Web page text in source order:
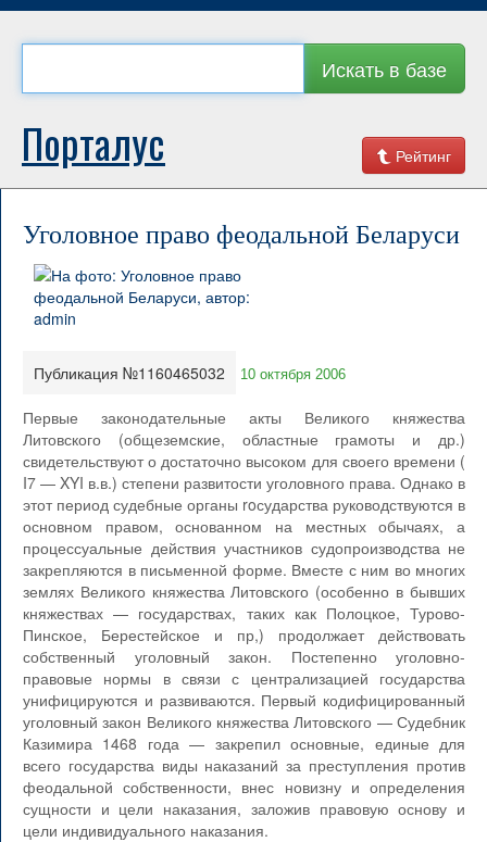
Искать в базе
Рейтинг
Порталус
Уголовное право феодальной Беларуси
Публикация №1160465032 10 октября 2006
Первые законодательные акты Великого княжества
Литовского (общеземские, областные грамоты и др.)
свидетельствуют о достаточно высоком для своего времени (
I7 — XYI в.в.) степени развитости уголовного права. Однако в
этот период судебные органы roсударства руководствуются в
основном правом, основанном на местных обычаях, а
процессуальные действия участников судопроизводства не
закрепляются в письменной форме. Вместе с ним во многих
землях Великого княжества Литовского (особенно в бывших
княжествах — государствах, таких как Полоцкое, Турово-
Пинское, Берестейское и пр,) продолжает действовать
собственный уголовный закон. Постепенно уголовно-
правовые нормы в связи с централизацией государства
унифицируются и развиваются. Первый кодифицированный
уголовный закон Великого княжества Литовского — Судебник
Казимира 1468 года — закрепил основные, единые для
всего государства виды наказаний за преступления против
феодальной собственности, внес новизну и определения
сущности и цели наказания, заложив правовую основу и
цели индивидуального наказания.